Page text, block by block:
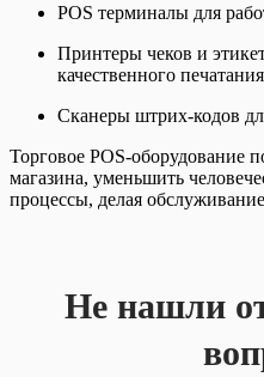
POS терминалы для
Принтеры чеков и
качественного
Сканеры штрих-кодов
Торговое POS-оборудование
магазина, уменьшить
процессы, делая
Не нашли